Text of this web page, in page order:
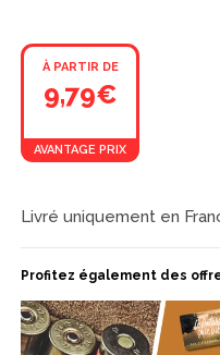
bourre dispersante, elles
régulière, associée à du
homogène. Disponibles en
d’ajuster le choix selon
boîte de 10.
À PARTIR DE
9,79€
AVANTAGE PRIX
Livré uniquement en
Profitez également des